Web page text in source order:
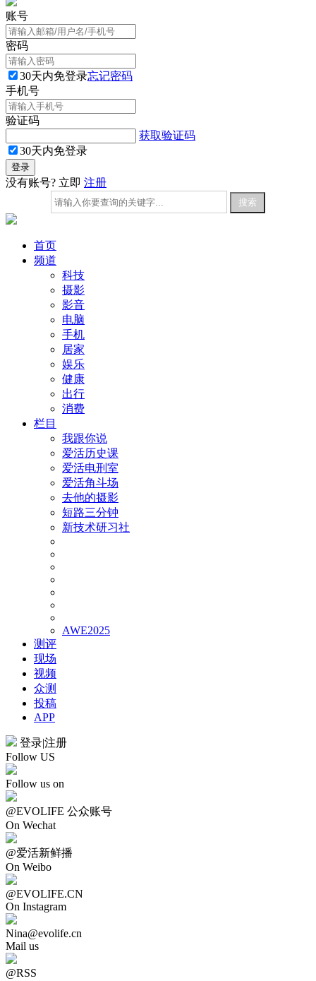
账号
密码
30天内免登录忘记密码
手机号
验证码
获取验证码
30天内免登录
没有账号? 立即 注册
首页
频道
科技
摄影
影音
电脑
手机
居家
娱乐
健康
出行
消费
栏目
我跟你说
爱活历史课
爱活电刑室
爱活角斗场
去他的摄影
短路三分钟
新技术研习社
AWE2025
测评
现场
视频
众测
投稿
APP
登录|注册
Follow US
Follow us on
@EVOLIFE 公众账号
On Wechat
@爱活新鲜播
On Weibo
@EVOLIFE.CN
On Instagram
Nina@evolife.cn
Mail us
@RSS